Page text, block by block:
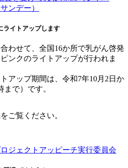
ンデー）
ライトアップします
わせて、全国16か所で乳がん啓発
ンクのライトアップが行われま
アップ期間は、令和7年10月2日か
まで）です。
ご覧ください。
ジェクトアッピーチ実行委員会